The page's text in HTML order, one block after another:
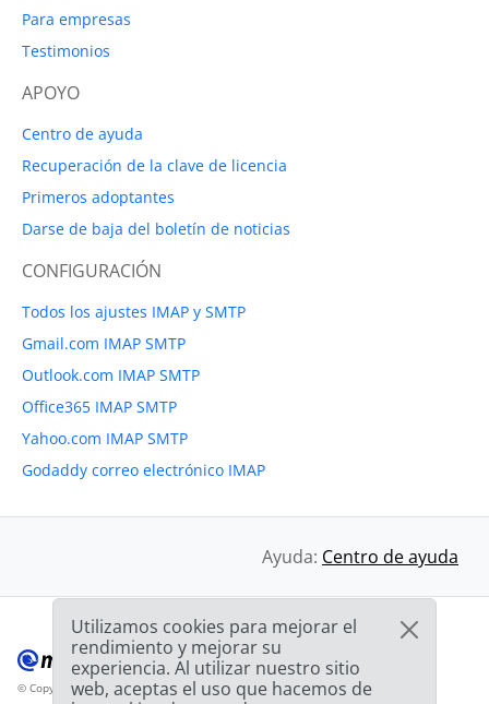
Para empresas
Testimonios
APOYO
Centro de ayuda
Recuperación de la clave de licencia
Primeros adoptantes
Darse de baja del boletín de noticias
CONFIGURACIÓN
Todos los ajustes IMAP y SMTP
Gmail.com IMAP SMTP
Outlook.com IMAP SMTP
Office365 IMAP SMTP
Yahoo.com IMAP SMTP
Godaddy correo electrónico IMAP
Ayuda: Centro de ayuda
© Copyright 2012-2026 Mailbird™ Todos los derechos reservados.
Utilizamos cookies para mejorar el
rendimiento y mejorar su
experiencia. Al utilizar nuestro sitio
web, aceptas el uso que hacemos de